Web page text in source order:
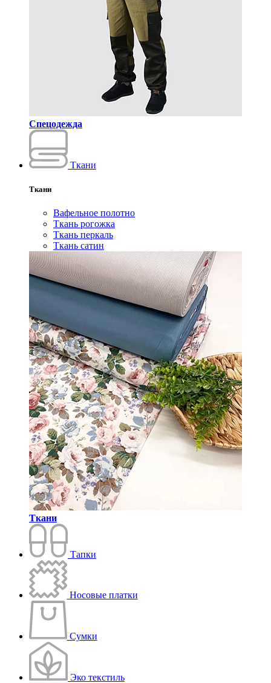
Спецодежда
Ткани
Ткани
Вафельное полотно
Ткань рогожка
Ткань перкаль
Ткань сатин
Ткани
Тапки
Носовые платки
Сумки
Эко текстиль